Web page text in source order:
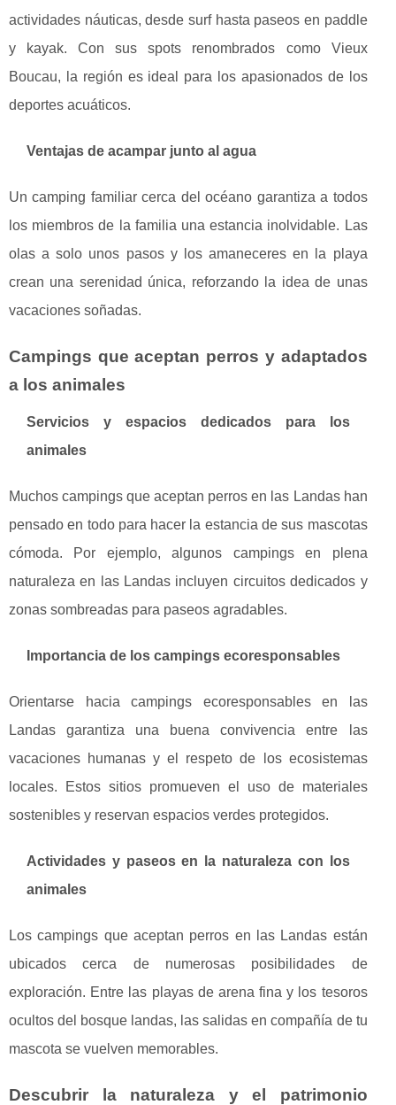
actividades náuticas, desde surf hasta paseos en paddle
y kayak. Con sus spots renombrados como Vieux
Boucau, la región es ideal para los apasionados de los
deportes acuáticos.
Ventajas de acampar junto al agua
Un camping familiar cerca del océano garantiza a todos
los miembros de la familia una estancia inolvidable. Las
olas a solo unos pasos y los amaneceres en la playa
crean una serenidad única, reforzando la idea de unas
vacaciones soñadas.
Campings que aceptan perros y adaptados
a los animales
Servicios y espacios dedicados para los
animales
Muchos campings que aceptan perros en las Landas han
pensado en todo para hacer la estancia de sus mascotas
cómoda. Por ejemplo, algunos campings en plena
naturaleza en las Landas incluyen circuitos dedicados y
zonas sombreadas para paseos agradables.
Importancia de los campings ecoresponsables
Orientarse hacia campings ecoresponsables en las
Landas garantiza una buena convivencia entre las
vacaciones humanas y el respeto de los ecosistemas
locales. Estos sitios promueven el uso de materiales
sostenibles y reservan espacios verdes protegidos.
Actividades y paseos en la naturaleza con los
animales
Los campings que aceptan perros en las Landas están
ubicados cerca de numerosas posibilidades de
exploración. Entre las playas de arena fina y los tesoros
ocultos del bosque landas, las salidas en compañía de tu
mascota se vuelven memorables.
Descubrir la naturaleza y el patrimonio